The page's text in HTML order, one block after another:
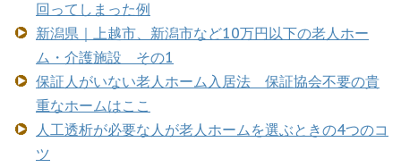
回ってしまった例
新潟県｜上越市、新潟市など10万円以下の老人ホー
ム・介護施設 その1
保証人がいない老人ホーム入居法 保証協会不要の貴
重なホームはここ
人工透析が必要な人が老人ホームを選ぶときの4つのコ
ツ